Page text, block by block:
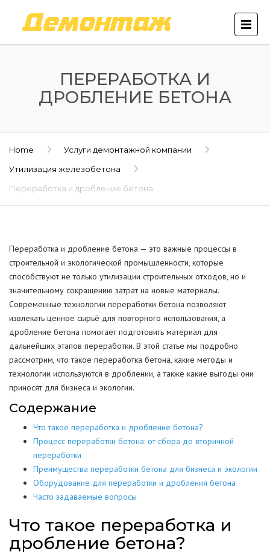
ПЕРЕРАБОТКА И
ДРОБЛЕНИЕ БЕТОНА
Home
Услуги демонтажной компании
Утилизация железобетона
Переработка и дробление бетона
Переработка и дробление бетона — это важные процессы в
строительной и экологической промышленности, которые
способствуют не только утилизации строительных отходов, но и
значительному сокращению затрат на новые материалы.
Современные технологии переработки бетона позволяют
извлекать ценное сырьё для повторного использования, а
дробление бетона помогает подготовить материал для
дальнейших этапов переработки. В этой статье мы подробно
рассмотрим, что такое переработка бетона, какие методы и
технологии используются в дроблении, а также какие выгоды они
приносят для бизнеса и экологии.
Содержание
Что такое переработка и дробление бетона?
Процесс переработки бетона: от сбора до вторичной
переработки
Преимущества переработки бетона для бизнеса и экологии
Оборудование для переработки и дробления бетона
Часто задаваемые вопросы
Что такое переработка и
дробление бетона?